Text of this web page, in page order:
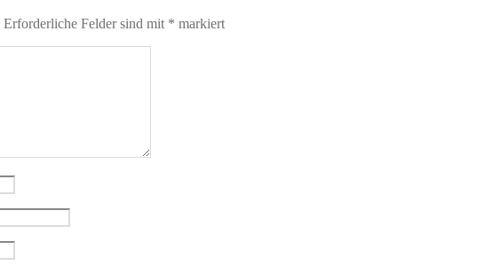
Erforderliche Felder sind mit * markiert